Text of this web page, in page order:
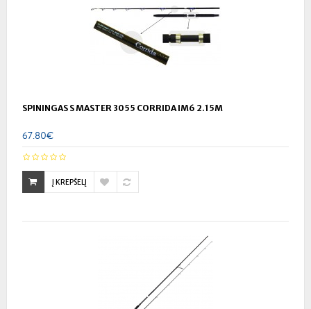
SPININGAS S MASTER 3055 CORRIDA IM6 2.15M
67.80€
Į KREPŠELĮ